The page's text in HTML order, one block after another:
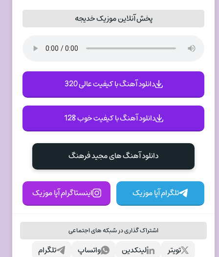
پخش آنلاین موزیک خدیجه
دانلود آهنگ با کیفیت عالی 320
دانلود آهنگ با کیفیت خوب 128
دانلود آهنگ های مجید فرهنگ
تلگرام آپا موزیک اینستاگرام آپا موزیک
اشتراک گذاری در شبکه های اجتماعی
تلگرام واتساپ لینکدین
تویتر